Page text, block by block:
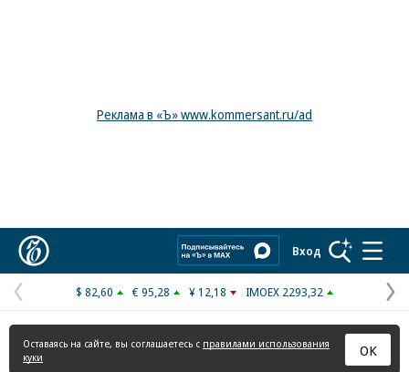
Реклама в «Ъ» www.kommersant.ru/ad
Вход
Предыдущая
страница
$ 82,60 € 95,28 ¥ 12,18 IMOEX 2293,32
Оставаясь на сайте, вы соглашаетесь с правилами использования
куки
ОК